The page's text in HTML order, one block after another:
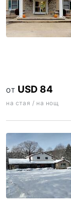
ОТ USD 84
на стая / на нощ